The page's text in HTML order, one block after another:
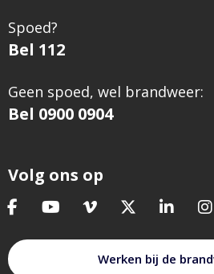
Spoed?
Bel 112
Geen spoed, wel brandweer:
Bel 0900 0904
Volg ons op
Bezoek
facebook
pagina
Bezoek
youtube
Bezoek
vimeo
pagina
Bezoek
twitter
pagina
Bezoek
linkedin
pagina
Werken bij de